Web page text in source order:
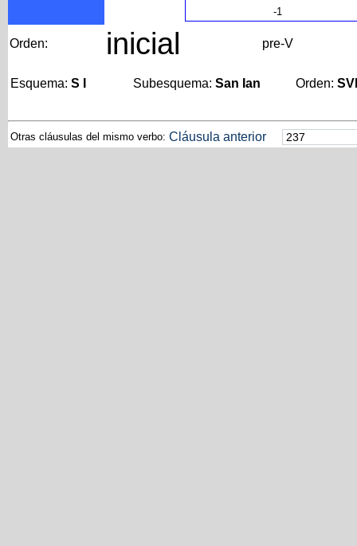
-1
Orden: inicial pre-V
Esquema: S I Subesquema: San Ian Orden: SVI
Otras cláusulas del mismo verbo: Cláusula anterior